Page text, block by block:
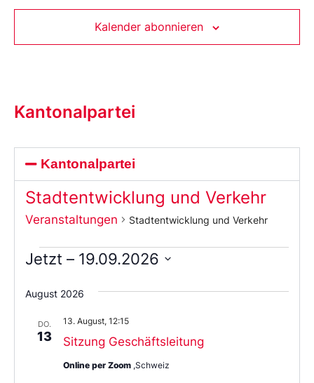
Kalender abonnieren
Kantonalpartei
Kantonalpartei
Stadtentwicklung und Verkehr
Veranstaltungen Stadtentwicklung und Verkehr
Jetzt – 19.09.2026
Sie
das
aus.
August 2026
DO.
13 Sitzung Geschäftsleitung
13. August, 12:15
Online per Zoom ,Schweiz